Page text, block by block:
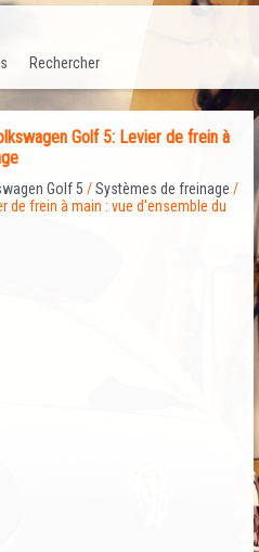
Rechercher
Golf 5: Levier de frein à
Golf 5 /Systèmes de freinage /
de frein à main : vue d'ensemble du